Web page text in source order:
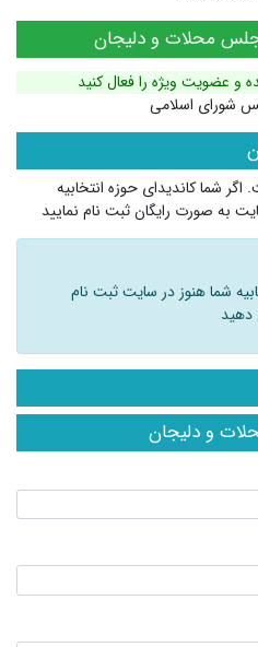
محلات و دلیجان
و عضویت ویژه را فعال کنید
شورای اسلامی
شما کاندیدای حوزه انتخابیه
به صورت رایگان ثبت نام نمایید
شما هنوز در سایت ثبت نام
دهید
و دلیجان